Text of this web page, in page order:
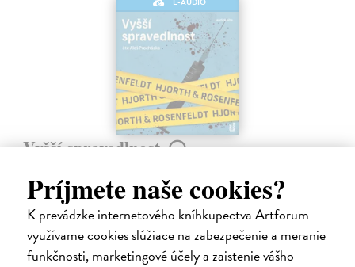
Príjmete naše cookies?
K prevádzke internetového kníhkupectva Artforum
využívame cookies slúžiace na zabezpečenie a meranie
funkčnosti, marketingové účely a zaistenie vášho
Vyšší spravedlnost
Co když je spravedlnost slepá a vrahové zůstávají na svobodě? Pak
musí přijít někdo, kdo je nenechá uniknout bez trestu.
Na stiahnutie akoMP3
17,96 €